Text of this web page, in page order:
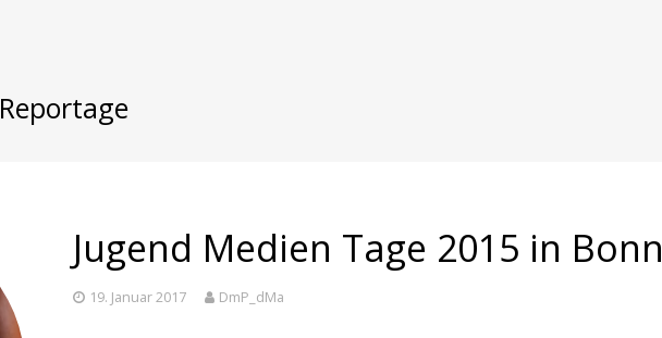
Reportage
Jugend Medien Tage 2015 in Bonn
19. Januar 2017 DmP_dMa